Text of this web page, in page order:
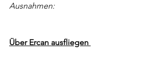
Ausnahmen:
Über Ercan ausfliegen